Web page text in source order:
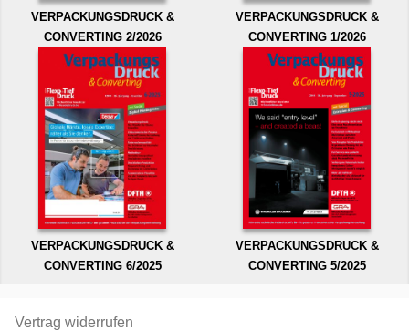
VERPACKUNGSDRUCK &
CONVERTING 2/2026
VERPACKUNGSDRUCK &
CONVERTING 1/2026
VERPACKUNGSDRUCK &
CONVERTING 6/2025
VERPACKUNGSDRUCK &
CONVERTING 5/2025
Vertrag widerrufen